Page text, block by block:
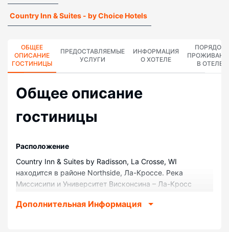
Country Inn & Suites - by Choice Hotels
ОБЩЕЕ
ОПИСАНИЕ
ГОСТИНИЦЫ
ПРЕДОСТАВЛЯЕМЫЕ
УСЛУГИ
ИНФОРМАЦИЯ
О ХОТЕЛЕ
ПОРЯДОК
В ОТЕЛЕ
Общее описание
гостиницы
Pасположение
Country Inn & Suites by Radisson, La Crosse, WI
находится в районе Northside, Ла-Кроссе. Река
Миссисипи и Университет Висконсина – Ла-Кросс
Отель — вариант с прекрасным расположением: Парк
Дополнительная Информация